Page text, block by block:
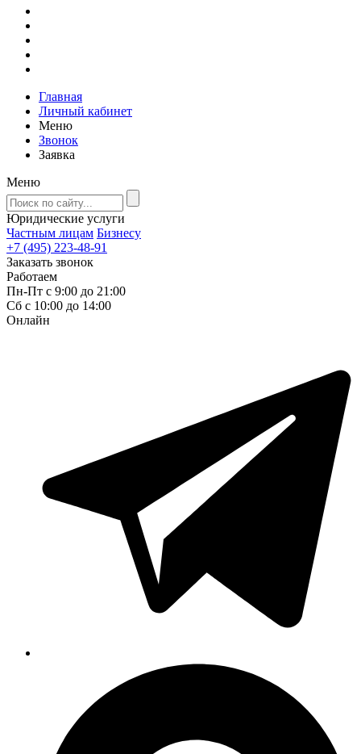
Главная
Личный кабинет
Меню
Звонок
Заявка
Меню
Юридические услуги
Частным лицам Бизнесу
+7 (495) 223-48-91
Заказать звонок
Работаем
Пн-Пт с 9:00 до 21:00
Сб с 10:00 до 14:00
Онлайн